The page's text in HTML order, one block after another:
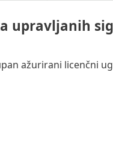
upravljanih
ažurirani licenčni